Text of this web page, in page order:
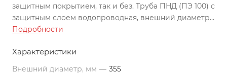
защитным покрытием, так и без. Труба ПНД (ПЭ 100) с
защитным слоем водопроводная, внешний диаметр
355, SDR 11 изготовлена по ГОСТу, может
Подходит для строительства трубопроводов по
перекачиванию агрессивных жидкостей
Подробности
Характеристики
Внешний диаметр, мм — 355